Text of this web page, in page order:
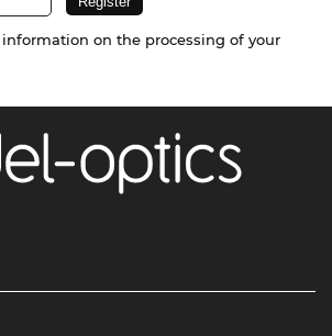
on the processing of your